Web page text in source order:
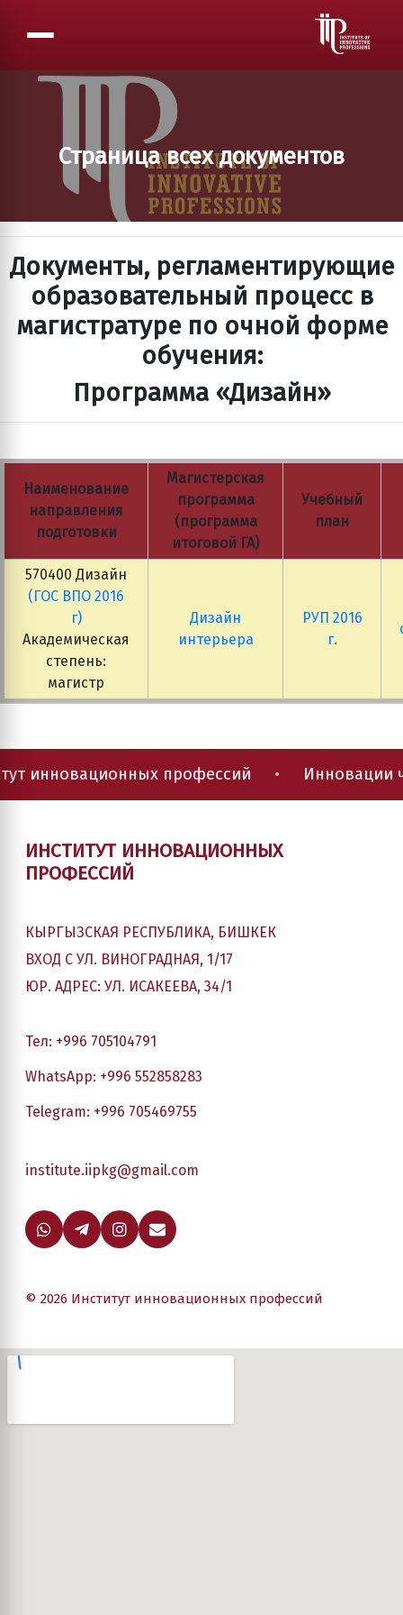
Страница всех документов
Документы, регламентирующие
образовательный процесс в
магистратуре по очной форме
обучения:
Программа «Дизайн»
Наименование
направления
подготовки
Магистерская
программа
(программа
итоговой ГА)
Учебный
план
570400 Дизайн
(ГОС ВПО 2016
г)
Академическая
степень:
магистр
Дизайн
интерьера
РУП 2016
г.
инновационных профессий Инновации
ИНСТИТУТ ИННОВАЦИОННЫХ
ПРОФЕССИЙ
КЫРГЫЗСКАЯ РЕСПУБЛИКА, БИШКЕК
ВХОД С УЛ. ВИНОГРАДНАЯ, 1/17
ЮР. АДРЕС: УЛ. ИСАКЕЕВА, 34/1
Тел: +996 705104791
WhatsApp: +996 552858283
Telegram: +996 705469755
institute.iipkg@gmail.com
© 2026 Институт инновационных профессий